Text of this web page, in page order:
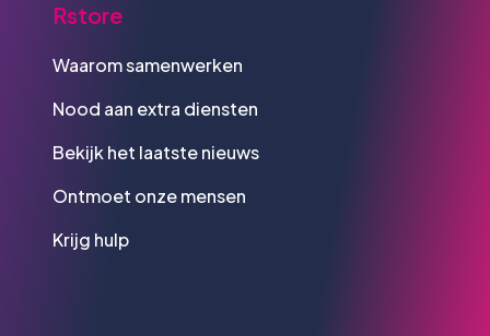
Rstore
Waarom samenwerken
Nood aan extra diensten
Bekijk het laatste nieuws
Ontmoet onze mensen
Krijg hulp